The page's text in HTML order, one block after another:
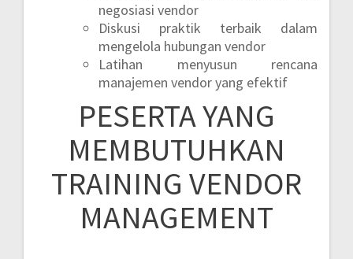
negosiasi vendor
Diskusi praktik terbaik dalam
mengelola hubungan vendor
Latihan menyusun rencana
manajemen vendor yang efektif
PESERTA YANG
MEMBUTUHKAN
TRAINING VENDOR
MANAGEMENT